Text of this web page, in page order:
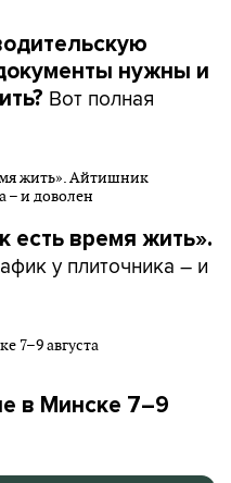
нужны и
Вот полная
есть время жить».
у плиточника – и
в Минске 7–9